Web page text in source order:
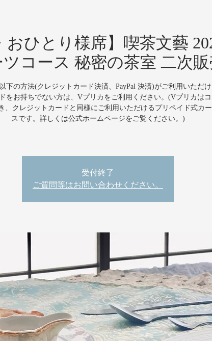
おひとり様席】喫茶文藝
ツコース 秘密の茶室 二次
下の方法(クレジットカード決済、PayPal 決済)がご利用いただ
をお持ちでない方は、Vプリカをご利用ください。(Vプリカは
、クレジットカードと同様にご利用いただけるプリペイド式カ
スです。詳しくは公式ホームページをご覧ください。)
受付終了
ご質問等はお問い合わせください。